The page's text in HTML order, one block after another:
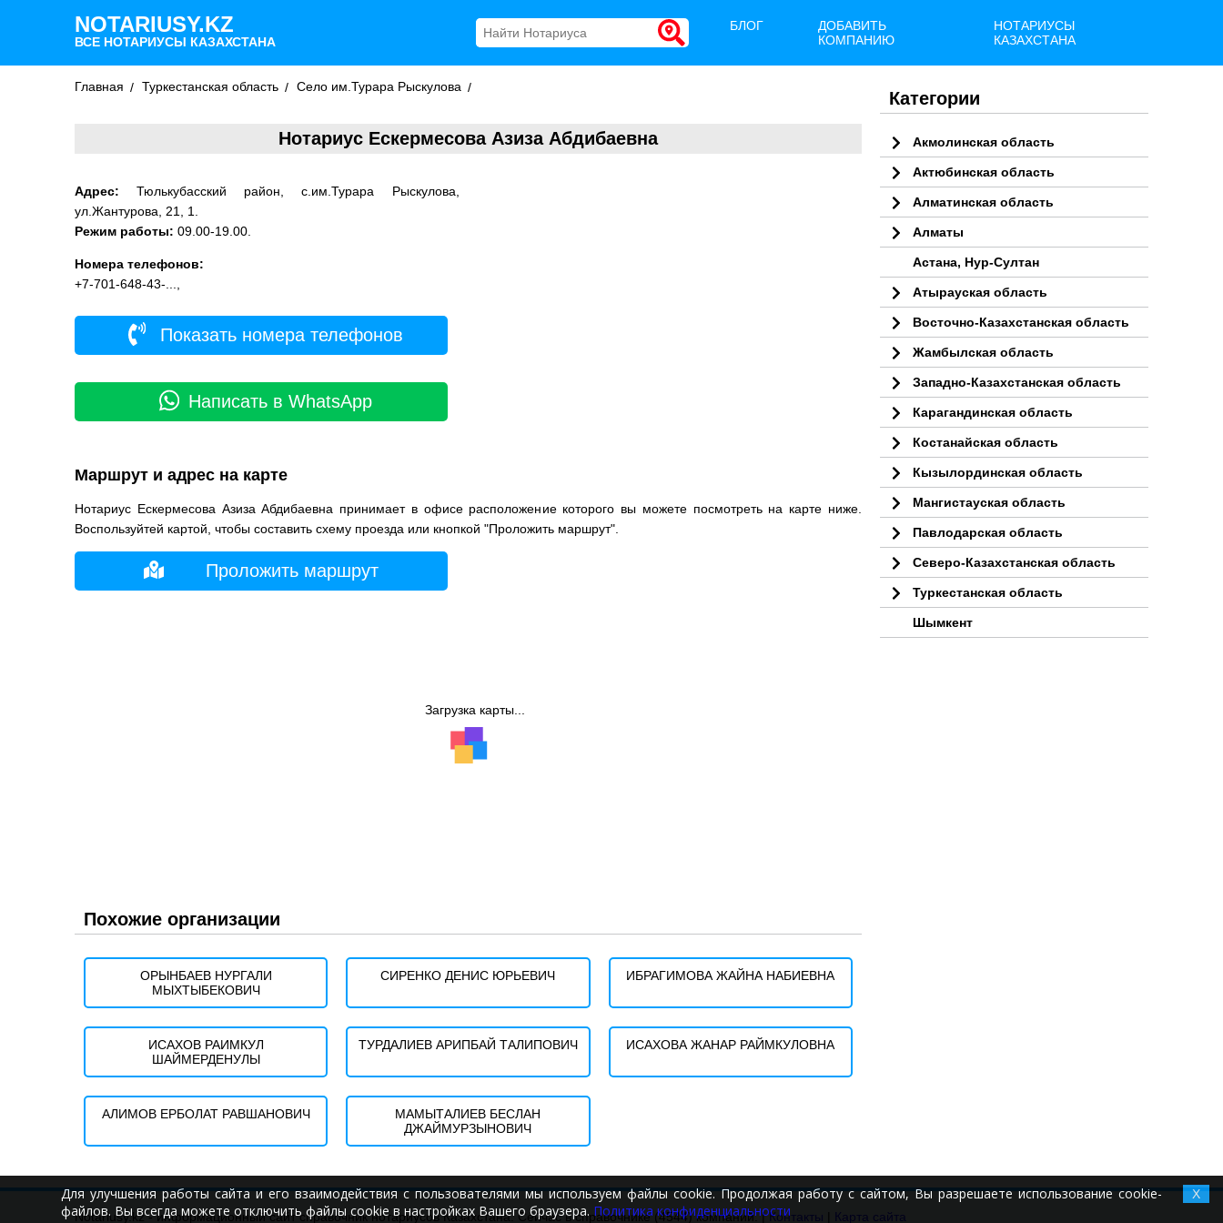
NOTARIUSY.KZ
ВСЕ НОТАРИУСЫ КАЗАХСТАНА
БЛОГ
ДОБАВИТЬ
КОМПАНИЮ
НОТАРИУСЫ
КАЗАХСТАНА
Главная Туркестанская область Село им.Турара Рыскулова
Нотариус Ескермесова Азиза Абдибаевна
Адрес: Тюлькубасский район, с.им.Турара Рыскулова,
ул.Жантурова, 21, 1.
Режим работы: 09.00-19.00.
Номера телефонов:
+7-701-648-43-...,
Показать номера телефонов
Написать в WhatsApp
Маршрут и адрес на карте
Нотариус Ескермесова Азиза Абдибаевна принимает в офисе расположение которого вы можете посмотреть на карте ниже.
Воспользуйтей картой, чтобы составить схему проезда или кнопкой "Проложить маршрут".
Проложить маршрут
Загрузка карты...
Похожие организации
ОРЫНБАЕВ НУРГАЛИ
МЫХТЫБЕКОВИЧ
СИРЕНКО ДЕНИС ЮРЬЕВИЧ ИБРАГИМОВА ЖАЙНА НАБИЕВНА
ИСАХОВ РАИМКУЛ
ШАЙМЕРДЕНУЛЫ
ТУРДАЛИЕВ АРИПБАЙ ТАЛИПОВИЧ ИСАХОВА ЖАНАР РАЙМКУЛОВНА
АЛИМОВ ЕРБОЛАТ РАВШАНОВИЧ
МАМЫТАЛИЕВ БЕСЛАН
ДЖАЙМУРЗЫНОВИЧ
Категории
Акмолинская область
Актюбинская область
Алматинская область
Алматы
Астана, Нур-Султан
Атырауская область
Восточно-Казахстанская область
Жамбылская область
Западно-Казахстанская область
Карагандинская область
Костанайская область
Кызылординская область
Мангистауская область
Павлодарская область
Северо-Казахстанская область
Туркестанская область
Шымкент
Notariusy.kz - информационный сайт справочник нотариусов Казахстана. Сейчас в справочнике (4544) компаний. |Контакты Карта сайта
Для улучшения работы сайта и его взаимодействия с пользователями мы используем файлы cookie. Продолжая работу с сайтом, Вы разрешаете использование cookie-
файлов. Вы всегда можете отключить файлы cookie в настройках Вашего браузера. Политика конфиденциальности
X